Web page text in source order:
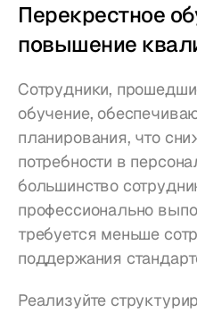
Перекрестное
повышение
Сотрудники,
обучение,
планирования, что
потребности в
большинство
профессионально
требуется меньше
поддержания
Реализуйте